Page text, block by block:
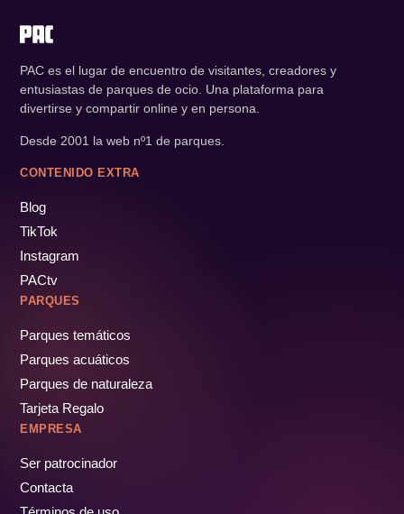
PAC es el lugar de encuentro de visitantes, creadores y
entusiastas de parques de ocio. Una plataforma para
divertirse y compartir online y en persona.
Desde 2001 la web nº1 de parques.
CONTENIDO EXTRA
Blog
TikTok
Instagram
PACtv
PARQUES
Parques temáticos
Parques acuáticos
Parques de naturaleza
Tarjeta Regalo
EMPRESA
Ser patrocinador
Contacta